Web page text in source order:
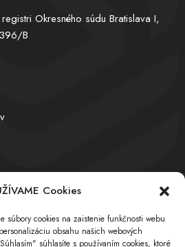
Cookies
súbory cookies na zaistenie funkčnosti webu
obsahu našich webových
súhlasíte s používaním cookies, ktoré
Okresného súdu Bratislava I,
B